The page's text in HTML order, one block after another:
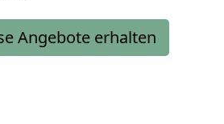
Angebote erhalten